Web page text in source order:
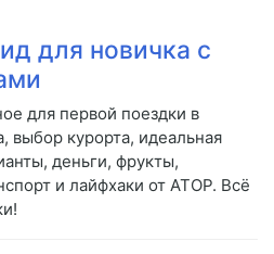
для новичка с
для первой поездки в
выбор курорта, идеальная
деньги, фрукты,
и лайфхаки от АТОР. Всё